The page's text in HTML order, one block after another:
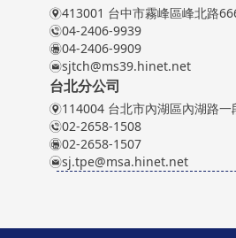
413001 台中市霧峰區峰北路
04-2406-9939
04-2406-9909
sjtch@ms39.hinet.net
台北分公司
114004 台北市內湖區內湖路
02-2658-1508
02-2658-1507
sj.tpe@msa.hinet.net